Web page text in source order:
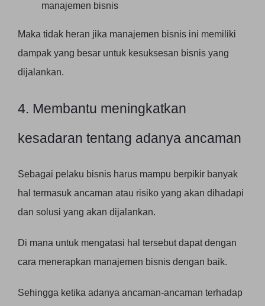
manajemen bisnis
Maka tidak heran jika manajemen bisnis ini memiliki
dampak yang besar untuk kesuksesan bisnis yang
dijalankan.
4. Membantu meningkatkan
kesadaran tentang adanya ancaman
Sebagai pelaku bisnis harus mampu berpikir banyak
hal termasuk ancaman atau risiko yang akan dihadapi
dan solusi yang akan dijalankan.
Di mana untuk mengatasi hal tersebut dapat dengan
cara menerapkan manajemen bisnis dengan baik.
Sehingga ketika adanya ancaman-ancaman terhadap